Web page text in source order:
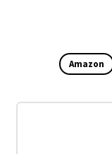
Amazon